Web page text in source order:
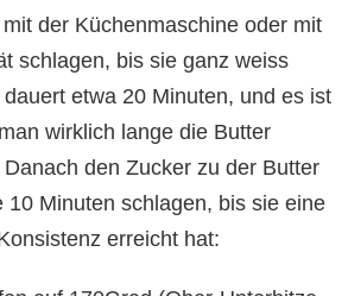
der Küchenmaschine oder mit
schlagen, bis sie ganz weiss
etwa 20 Minuten, und es ist
wirklich lange die Butter
den Zucker zu der Butter
10 Minuten schlagen, bis sie eine
erreicht hat: